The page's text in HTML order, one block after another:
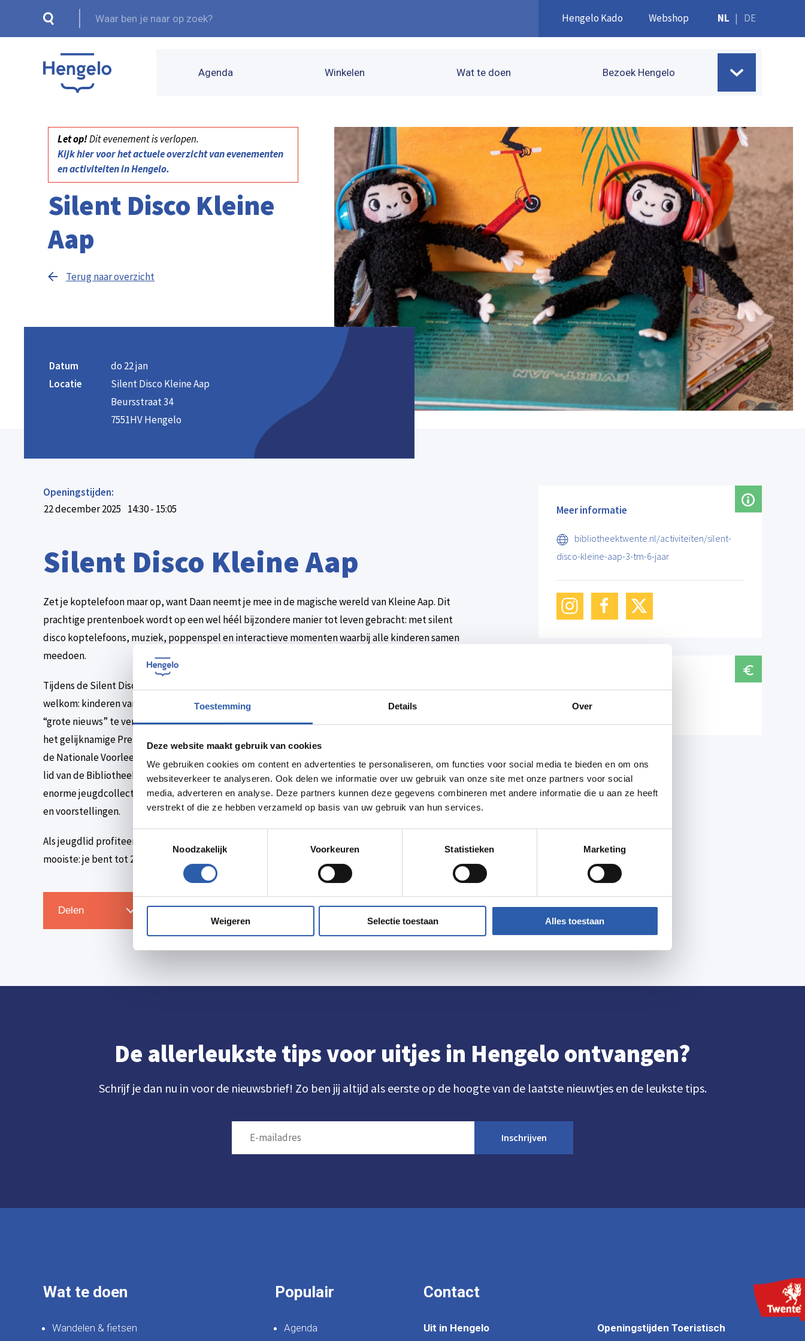
Toestemming Details Over
Deze website maakt gebruik van cookies
We gebruiken cookies om content en advertenties te personaliseren, om functies voor social media te bieden en om ons
websiteverkeer te analyseren. Ook delen we informatie over uw gebruik van onze site met onze partners voor social
media, adverteren en analyse. Deze partners kunnen deze gegevens combineren met andere informatie die u aan ze heeft
verstrekt of die ze hebben verzameld op basis van uw gebruik van hun services.
Noodzakelijk
Voorkeuren Statistieken Marketing
Weigeren Selectie toestaan Alles toestaan
Hengelo Kado Webshop NL | DE
Agenda Winkelen Wat te doen Bezoek Hengelo
Let op!Dit evenement is verlopen.
Kijk hier voor het actuele overzicht van evenementen
en activiteiten in Hengelo.
Silent Disco Kleine
Aap
Terug naar overzicht
Datum
do 22 jan
Locatie
Silent Disco Kleine Aap
Beursstraat 34
7551HV Hengelo
Openingstijden:
22 december 2025 14:30 - 15:05
Silent Disco Kleine Aap
Zet je koptelefoon maar op, want Daan neemt je mee in de magische wereld van Kleine Aap. Dit
prachtige prentenboek wordt op een wel héél bijzondere manier tot leven gebracht: met silent
disco koptelefoons, muziek, poppenspel en interactieve momenten waarbij alle kinderen samen
meedoen.
Tijdens de Silent Disco helpen de kinderen Kleine Aap tijdens haar vrolijke avontuur. Iedereen is
welkom: kinderen van 3 t/m 6 jaar én hun ouders, verzorgers, opa’s en oma’s. Ga je mee om het
“grote nieuws” te vertellen? Samen ontdekken we het verhaal! Deze voorstelling is gebaseerd op
het gelijknamige Prentenboek van het Jaar 2026 van Mies van Hout en is speciaal ontwikkeld voor
de Nationale Voorleesdagen. Let op: ook ouders/begeleiders hebben een kaartje nodig. Nog geen
lid van de Bibliotheek? De Bibliotheek is een geweldige plek voor kinderen. We hebben een
enorme jeugdcollectie vol mooie boeken én we organiseren het hele jaar door leuke activiteiten
en voorstellingen.
Als jeugdlid profiteer je bovendien van fijne kortingen op veel van deze activiteiten. En het
mooiste: je bent tot 27 jaar gratis lid! Schrijf je kind(eren) gratis in als lid.
Delen Zet in agenda Routebeschrijving
Meer informatie
bibliotheektwente.nl/activiteiten/silent-
disco-kleine-aap-3-tm-6-jaar
Leden €1,50, niet-leden €2,50
De allerleukste tips voor uitjes in Hengelo ontvangen?
Schrijf je dan nu in voor de nieuwsbrief! Zo ben jij altijd als eerste op de hoogte van de laatste nieuwtjes en de leukste tips.
Inschrijven
Wat te doen
Wandelen & fietsen
Populair
Agenda
Contact
Uit in Hengelo
Openingstijden Toeristisch